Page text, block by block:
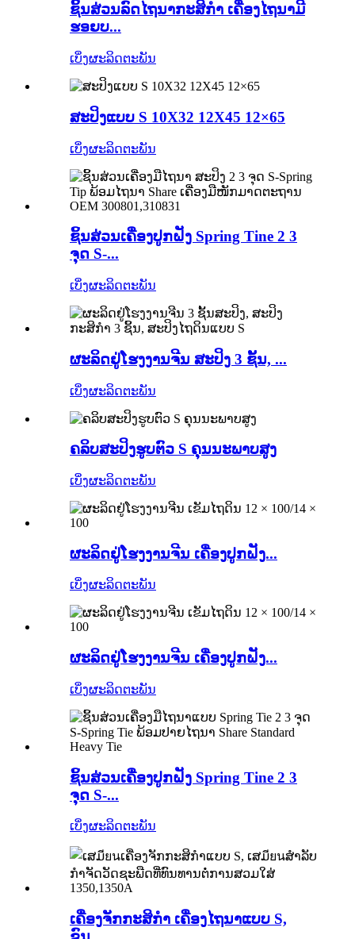
ຊິ້ນສ່ວນລົດໄຖນາກະສິກຳ ເຄື່ອງໄຖນາມີ
ຮອຍບ...
ເບິ່ງຜະລິດຕະພັນ
ສະປິງແບບ S 10X32 12X45 12×65
ເບິ່ງຜະລິດຕະພັນ
ຊິ້ນສ່ວນເຄື່ອງປູກຝັງ Spring Tine 2 3
ຈຸດ S-...
ເບິ່ງຜະລິດຕະພັນ
ຜະລິດຢູ່ໂຮງງານຈີນ ສະປິງ 3 ຊັ້ນ, ...
ເບິ່ງຜະລິດຕະພັນ
ຄລິບສະປິງຮູບຕົວ S ຄຸນນະພາບສູງ
ເບິ່ງຜະລິດຕະພັນ
ຜະລິດຢູ່ໂຮງງານຈີນ ເຄື່ອງປູກຝັງ...
ເບິ່ງຜະລິດຕະພັນ
ຜະລິດຢູ່ໂຮງງານຈີນ ເຄື່ອງປູກຝັງ...
ເບິ່ງຜະລິດຕະພັນ
ຊິ້ນສ່ວນເຄື່ອງປູກຝັງ Spring Tine 2 3
ຈຸດ S-...
ເບິ່ງຜະລິດຕະພັນ
ເຄື່ອງຈັກກະສິກຳ ເຄື່ອງໄຖນາແບບ S,